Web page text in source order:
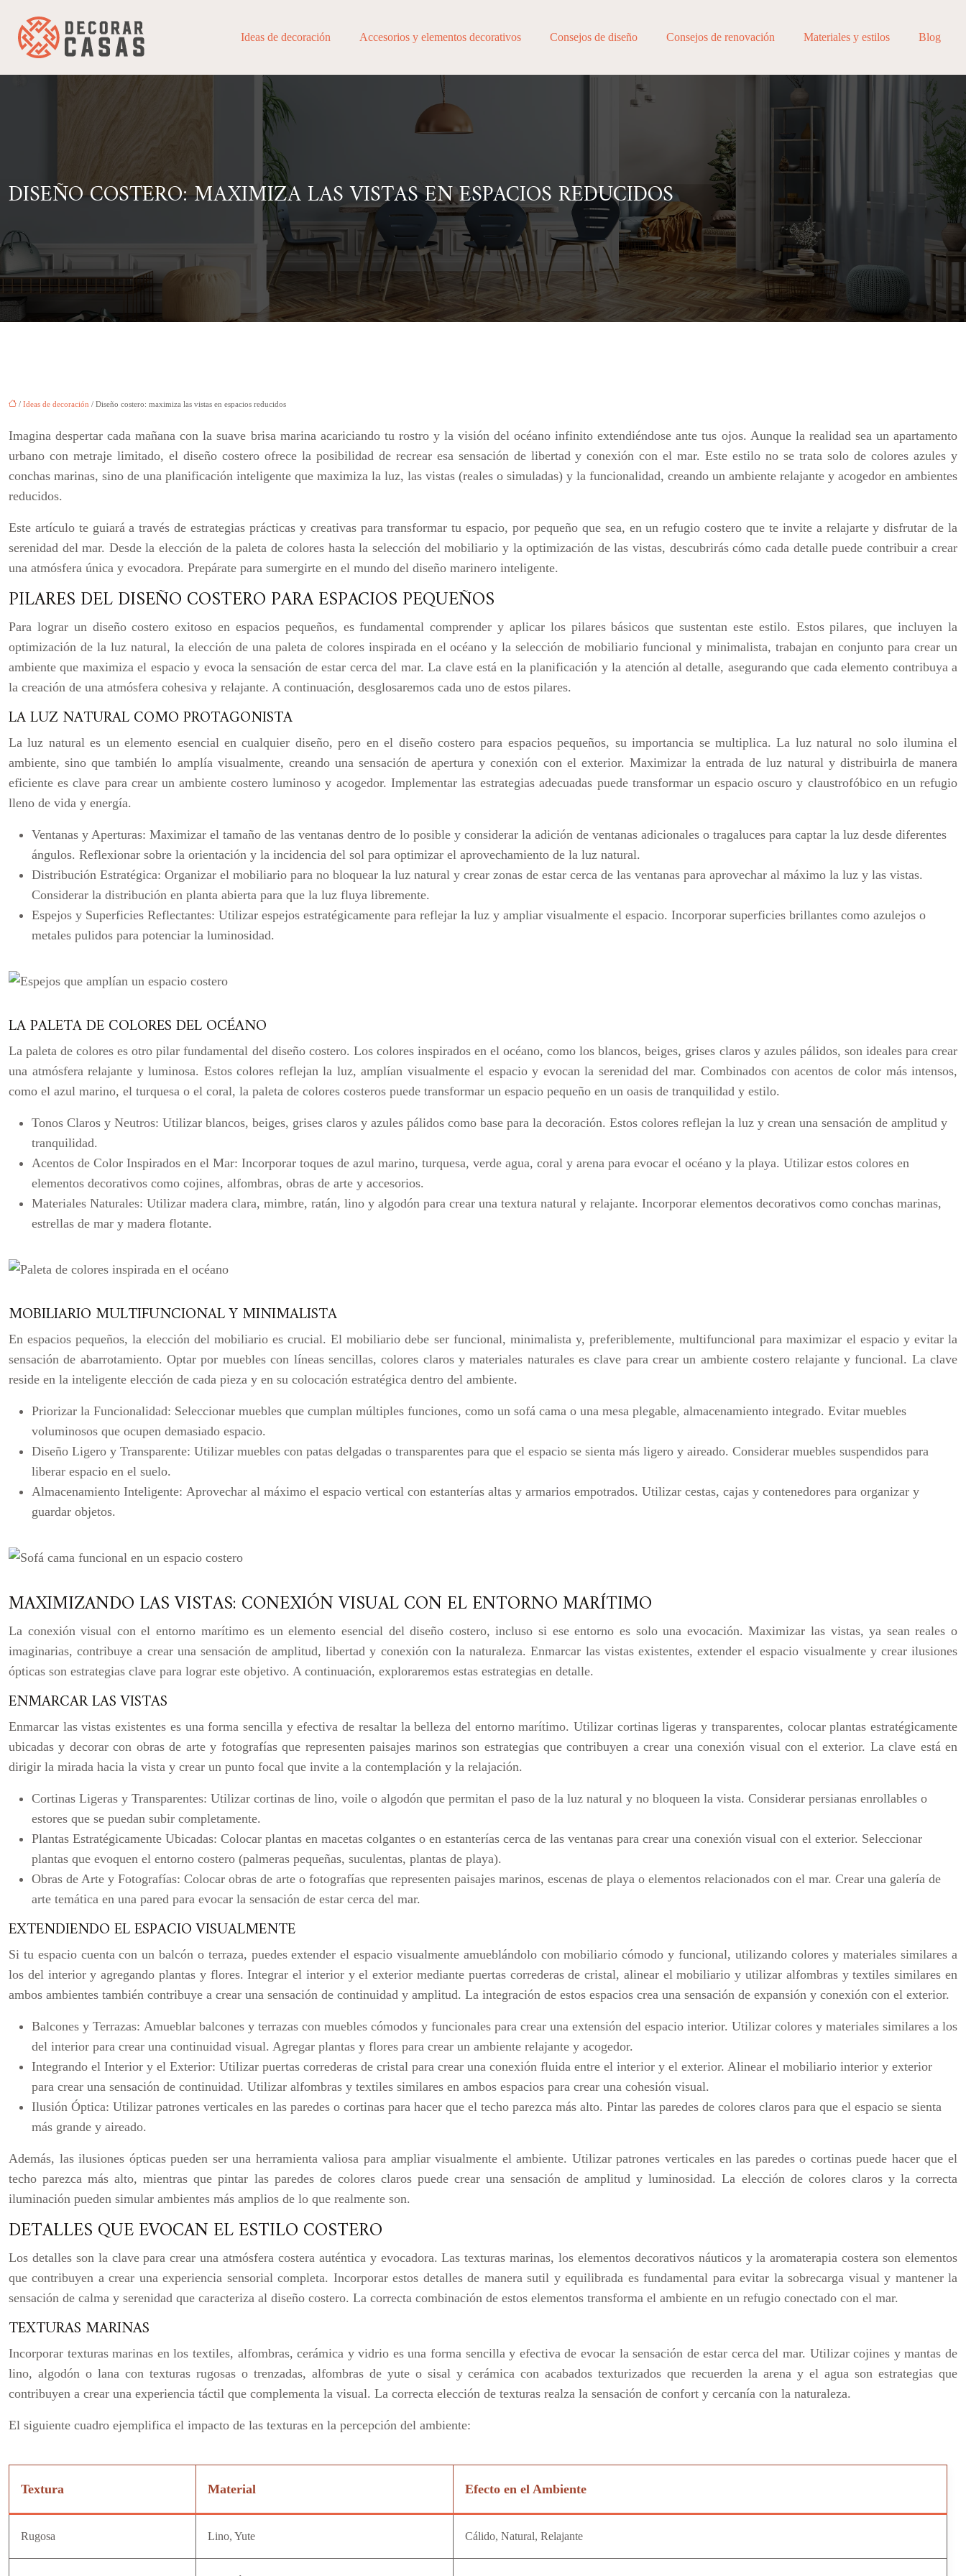
Ideas de decoración Accesorios y elementos decorativos Consejos de diseño Consejos de renovación Materiales y estilos Blog
DISEÑO COSTERO: MAXIMIZA LAS VISTAS EN ESPACIOS REDUCIDOS
/ Ideas de decoración / Diseño costero: maximiza las vistas en espacios reducidos
Imagina despertar cada mañana con la suave brisa marina acariciando tu rostro y la visión del océano infinito extendiéndose ante tus ojos. Aunque la realidad sea un apartamento
urbano con metraje limitado, el diseño costero ofrece la posibilidad de recrear esa sensación de libertad y conexión con el mar. Este estilo no se trata solo de colores azules y
conchas marinas, sino de una planificación inteligente que maximiza la luz, las vistas (reales o simuladas) y la funcionalidad, creando un ambiente relajante y acogedor en ambientes
reducidos.
Este artículo te guiará a través de estrategias prácticas y creativas para transformar tu espacio, por pequeño que sea, en un refugio costero que te invite a relajarte y disfrutar de la
serenidad del mar. Desde la elección de la paleta de colores hasta la selección del mobiliario y la optimización de las vistas, descubrirás cómo cada detalle puede contribuir a crear
una atmósfera única y evocadora. Prepárate para sumergirte en el mundo del diseño marinero inteligente.
PILARES DEL DISEÑO COSTERO PARA ESPACIOS PEQUEÑOS
Para lograr un diseño costero exitoso en espacios pequeños, es fundamental comprender y aplicar los pilares básicos que sustentan este estilo. Estos pilares, que incluyen la
optimización de la luz natural, la elección de una paleta de colores inspirada en el océano y la selección de mobiliario funcional y minimalista, trabajan en conjunto para crear un
ambiente que maximiza el espacio y evoca la sensación de estar cerca del mar. La clave está en la planificación y la atención al detalle, asegurando que cada elemento contribuya a
la creación de una atmósfera cohesiva y relajante. A continuación, desglosaremos cada uno de estos pilares.
LA LUZ NATURAL COMO PROTAGONISTA
La luz natural es un elemento esencial en cualquier diseño, pero en el diseño costero para espacios pequeños, su importancia se multiplica. La luz natural no solo ilumina el
ambiente, sino que también lo amplía visualmente, creando una sensación de apertura y conexión con el exterior. Maximizar la entrada de luz natural y distribuirla de manera
eficiente es clave para crear un ambiente costero luminoso y acogedor. Implementar las estrategias adecuadas puede transformar un espacio oscuro y claustrofóbico en un refugio
lleno de vida y energía.
Ventanas y Aperturas: Maximizar el tamaño de las ventanas dentro de lo posible y considerar la adición de ventanas adicionales o tragaluces para captar la luz desde diferentes
ángulos. Reflexionar sobre la orientación y la incidencia del sol para optimizar el aprovechamiento de la luz natural.
Distribución Estratégica: Organizar el mobiliario para no bloquear la luz natural y crear zonas de estar cerca de las ventanas para aprovechar al máximo la luz y las vistas.
Considerar la distribución en planta abierta para que la luz fluya libremente.
Espejos y Superficies Reflectantes: Utilizar espejos estratégicamente para reflejar la luz y ampliar visualmente el espacio. Incorporar superficies brillantes como azulejos o
metales pulidos para potenciar la luminosidad.
LA PALETA DE COLORES DEL OCÉANO
La paleta de colores es otro pilar fundamental del diseño costero. Los colores inspirados en el océano, como los blancos, beiges, grises claros y azules pálidos, son ideales para crear
una atmósfera relajante y luminosa. Estos colores reflejan la luz, amplían visualmente el espacio y evocan la serenidad del mar. Combinados con acentos de color más intensos,
como el azul marino, el turquesa o el coral, la paleta de colores costeros puede transformar un espacio pequeño en un oasis de tranquilidad y estilo.
Tonos Claros y Neutros: Utilizar blancos, beiges, grises claros y azules pálidos como base para la decoración. Estos colores reflejan la luz y crean una sensación de amplitud y
tranquilidad.
Acentos de Color Inspirados en el Mar: Incorporar toques de azul marino, turquesa, verde agua, coral y arena para evocar el océano y la playa. Utilizar estos colores en
elementos decorativos como cojines, alfombras, obras de arte y accesorios.
Materiales Naturales: Utilizar madera clara, mimbre, ratán, lino y algodón para crear una textura natural y relajante. Incorporar elementos decorativos como conchas marinas,
estrellas de mar y madera flotante.
MOBILIARIO MULTIFUNCIONAL Y MINIMALISTA
En espacios pequeños, la elección del mobiliario es crucial. El mobiliario debe ser funcional, minimalista y, preferiblemente, multifuncional para maximizar el espacio y evitar la
sensación de abarrotamiento. Optar por muebles con líneas sencillas, colores claros y materiales naturales es clave para crear un ambiente costero relajante y funcional. La clave
reside en la inteligente elección de cada pieza y en su colocación estratégica dentro del ambiente.
Priorizar la Funcionalidad: Seleccionar muebles que cumplan múltiples funciones, como un sofá cama o una mesa plegable, almacenamiento integrado. Evitar muebles
voluminosos que ocupen demasiado espacio.
Diseño Ligero y Transparente: Utilizar muebles con patas delgadas o transparentes para que el espacio se sienta más ligero y aireado. Considerar muebles suspendidos para
liberar espacio en el suelo.
Almacenamiento Inteligente: Aprovechar al máximo el espacio vertical con estanterías altas y armarios empotrados. Utilizar cestas, cajas y contenedores para organizar y
guardar objetos.
MAXIMIZANDO LAS VISTAS: CONEXIÓN VISUAL CON EL ENTORNO MARÍTIMO
La conexión visual con el entorno marítimo es un elemento esencial del diseño costero, incluso si ese entorno es solo una evocación. Maximizar las vistas, ya sean reales o
imaginarias, contribuye a crear una sensación de amplitud, libertad y conexión con la naturaleza. Enmarcar las vistas existentes, extender el espacio visualmente y crear ilusiones
ópticas son estrategias clave para lograr este objetivo. A continuación, exploraremos estas estrategias en detalle.
ENMARCAR LAS VISTAS
Enmarcar las vistas existentes es una forma sencilla y efectiva de resaltar la belleza del entorno marítimo. Utilizar cortinas ligeras y transparentes, colocar plantas estratégicamente
ubicadas y decorar con obras de arte y fotografías que representen paisajes marinos son estrategias que contribuyen a crear una conexión visual con el exterior. La clave está en
dirigir la mirada hacia la vista y crear un punto focal que invite a la contemplación y la relajación.
Cortinas Ligeras y Transparentes: Utilizar cortinas de lino, voile o algodón que permitan el paso de la luz natural y no bloqueen la vista. Considerar persianas enrollables o
estores que se puedan subir completamente.
Plantas Estratégicamente Ubicadas: Colocar plantas en macetas colgantes o en estanterías cerca de las ventanas para crear una conexión visual con el exterior. Seleccionar
plantas que evoquen el entorno costero (palmeras pequeñas, suculentas, plantas de playa).
Obras de Arte y Fotografías: Colocar obras de arte o fotografías que representen paisajes marinos, escenas de playa o elementos relacionados con el mar. Crear una galería de
arte temática en una pared para evocar la sensación de estar cerca del mar.
EXTENDIENDO EL ESPACIO VISUALMENTE
Si tu espacio cuenta con un balcón o terraza, puedes extender el espacio visualmente amueblándolo con mobiliario cómodo y funcional, utilizando colores y materiales similares a
los del interior y agregando plantas y flores. Integrar el interior y el exterior mediante puertas correderas de cristal, alinear el mobiliario y utilizar alfombras y textiles similares en
ambos ambientes también contribuye a crear una sensación de continuidad y amplitud. La integración de estos espacios crea una sensación de expansión y conexión con el exterior.
Balcones y Terrazas: Amueblar balcones y terrazas con muebles cómodos y funcionales para crear una extensión del espacio interior. Utilizar colores y materiales similares a los
del interior para crear una continuidad visual. Agregar plantas y flores para crear un ambiente relajante y acogedor.
Integrando el Interior y el Exterior: Utilizar puertas correderas de cristal para crear una conexión fluida entre el interior y el exterior. Alinear el mobiliario interior y exterior
para crear una sensación de continuidad. Utilizar alfombras y textiles similares en ambos espacios para crear una cohesión visual.
Ilusión Óptica: Utilizar patrones verticales en las paredes o cortinas para hacer que el techo parezca más alto. Pintar las paredes de colores claros para que el espacio se sienta
más grande y aireado.
Además, las ilusiones ópticas pueden ser una herramienta valiosa para ampliar visualmente el ambiente. Utilizar patrones verticales en las paredes o cortinas puede hacer que el
techo parezca más alto, mientras que pintar las paredes de colores claros puede crear una sensación de amplitud y luminosidad. La elección de colores claros y la correcta
iluminación pueden simular ambientes más amplios de lo que realmente son.
DETALLES QUE EVOCAN EL ESTILO COSTERO
Los detalles son la clave para crear una atmósfera costera auténtica y evocadora. Las texturas marinas, los elementos decorativos náuticos y la aromaterapia costera son elementos
que contribuyen a crear una experiencia sensorial completa. Incorporar estos detalles de manera sutil y equilibrada es fundamental para evitar la sobrecarga visual y mantener la
sensación de calma y serenidad que caracteriza al diseño costero. La correcta combinación de estos elementos transforma el ambiente en un refugio conectado con el mar.
TEXTURAS MARINAS
Incorporar texturas marinas en los textiles, alfombras, cerámica y vidrio es una forma sencilla y efectiva de evocar la sensación de estar cerca del mar. Utilizar cojines y mantas de
lino, algodón o lana con texturas rugosas o trenzadas, alfombras de yute o sisal y cerámica con acabados texturizados que recuerden la arena y el agua son estrategias que
contribuyen a crear una experiencia táctil que complementa la visual. La correcta elección de texturas realza la sensación de confort y cercanía con la naturaleza.
El siguiente cuadro ejemplifica el impacto de las texturas en la percepción del ambiente:
Textura Material Efecto en el Ambiente
Rugosa Lino, Yute Cálido, Natural, Relajante